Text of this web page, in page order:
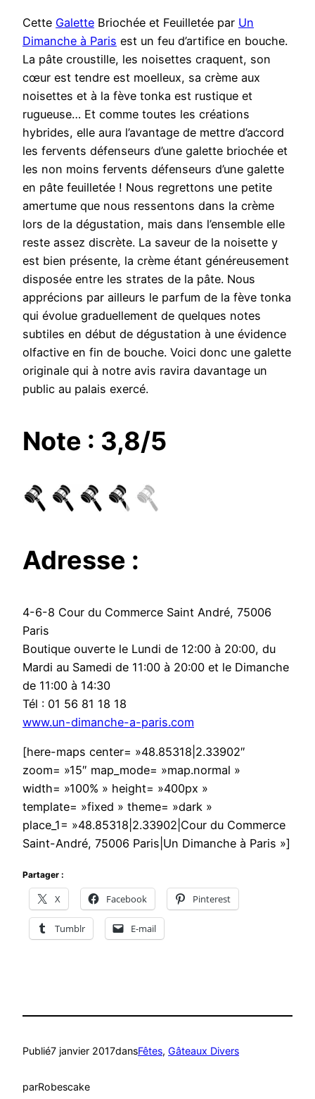
Cette Galette Briochée et Feuilletée par Un
Dimanche à Paris est un feu d’artifice en bouche.
La pâte croustille, les noisettes craquent, son
cœur est tendre est moelleux, sa crème aux
noisettes et à la fève tonka est rustique et
rugueuse… Et comme toutes les créations
hybrides, elle aura l’avantage de mettre d’accord
les fervents défenseurs d’une galette briochée et
les non moins fervents défenseurs d’une galette
en pâte feuilletée ! Nous regrettons une petite
amertume que nous ressentons dans la crème
lors de la dégustation, mais dans l’ensemble elle
reste assez discrète. La saveur de la noisette y
est bien présente, la crème étant généreusement
disposée entre les strates de la pâte. Nous
apprécions par ailleurs le parfum de la fève tonka
qui évolue graduellement de quelques notes
subtiles en début de dégustation à une évidence
olfactive en fin de bouche. Voici donc une galette
originale qui à notre avis ravira davantage un
public au palais exercé.
Note : 3,8/5
Adresse :
4-6-8 Cour du Commerce Saint André, 75006
Paris
Boutique ouverte le Lundi de 12:00 à 20:00, du
Mardi au Samedi de 11:00 à 20:00 et le Dimanche
de 11:00 à 14:30
Tél : 01 56 81 18 18
www.un-dimanche-a-paris.com
[here-maps center= »48.85318|2.33902″
zoom= »15″ map_mode= »map.normal »
width= »100% » height= »400px »
template= »fixed » theme= »dark »
place_1= »48.85318|2.33902|Cour du Commerce
Saint-André, 75006 Paris|Un Dimanche à Paris »]
Partager :
X Facebook Pinterest
Tumblr E-mail
Publié7 janvier 2017dansFêtes, Gâteaux Divers
parRobescake